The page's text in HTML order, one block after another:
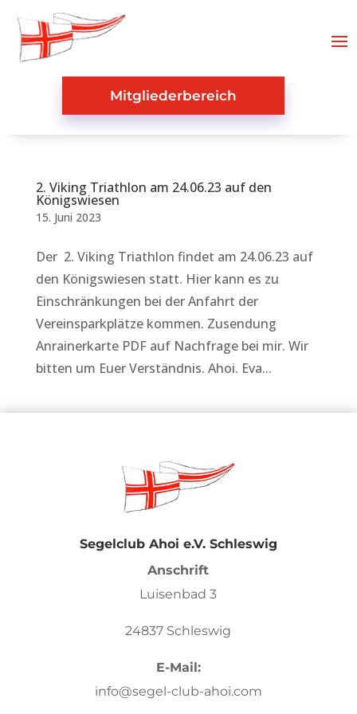
Mitgliederbereich
2. Viking Triathlon am 24.06.23 auf den
Königswiesen
15. Juni 2023
Der 2. Viking Triathlon findet am 24.06.23 auf
den Königswiesen statt. Hier kann es zu
Einschränkungen bei der Anfahrt der
Vereinsparkplätze kommen. Zusendung
Anrainerkarte PDF auf Nachfrage bei mir. Wir
bitten um Euer Verständnis. Ahoi. Eva...
Segelclub Ahoi e.V. Schleswig
Anschrift
Luisenbad 3
24837 Schleswig
E-Mail:
info@segel-club-ahoi.com